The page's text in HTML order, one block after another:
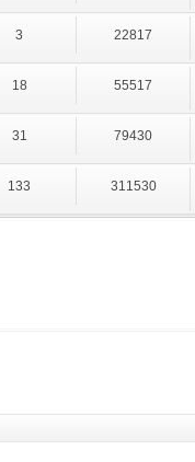
3 22817
18 55517
31 79430
133 311530